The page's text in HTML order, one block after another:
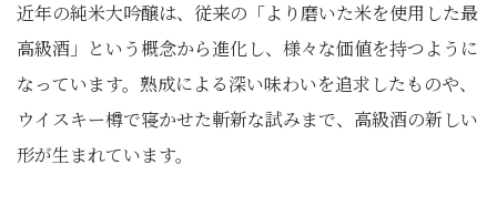
近年の純米大吟醸は、従来の「より磨いた米を使用した最
高級酒」という概念から進化し、様々な価値を持つように
なっています。熟成による深い味わいを追求したものや、
ウイスキー樽で寝かせた斬新な試みまで、高級酒の新しい
形が生まれています。